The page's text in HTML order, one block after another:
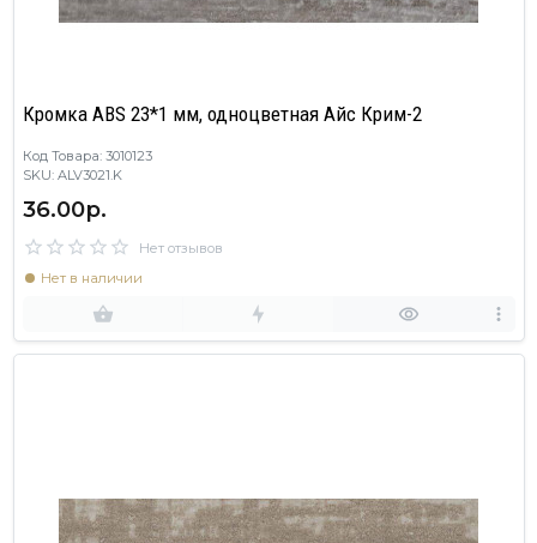
Кромка ABS 23*1 мм, одноцветная Айс Крим-2
Код Товара: 3010123
SKU: ALV3021.K
36.00р.
Нет отзывов
Нет в наличии